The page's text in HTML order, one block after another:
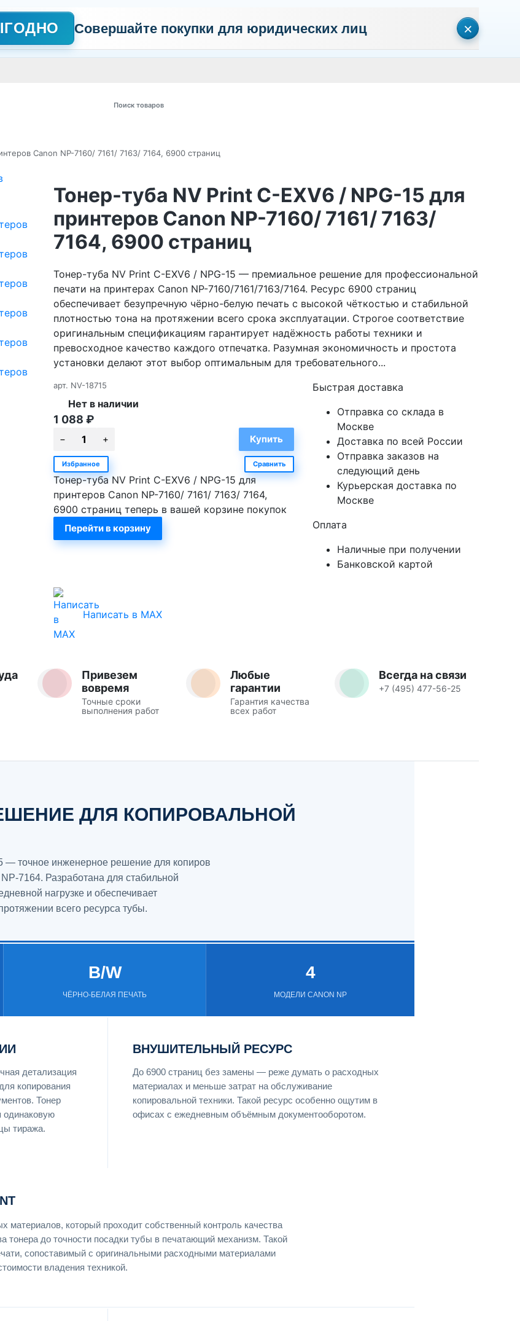
Совершайте покупки для юридических лиц ×
Canon NP-7160/ 7161/ 7163/ 7164, 6900 страниц
Тонер-туба NV Print C-EXV6 / NPG-15 для
принтеров Canon NP-7160/ 7161/ 7163/
7164, 6900 страниц
Тонер-туба NV Print C-EXV6 / NPG-15 — премиальное решение для профессиональной
печати на принтерах Canon NP-7160/7161/7163/7164. Ресурс 6900 страниц
обеспечивает безупречную чёрно-белую печать с высокой чёткостью и стабильной
плотностью тона на протяжении всего срока эксплуатации. Строгое соответствие
оригинальным спецификациям гарантирует надёжность работы техники и
превосходное качество каждого отпечатка. Разумная экономичность и простота
установки делают этот выбор оптимальным для требовательного...
арт. NV-18715
Нет в наличии
1 088 ₽
Избранное Сравнить
Тонер-туба NV Print C-EXV6 / NPG-15 для
принтеров Canon NP-7160/ 7161/ 7163/ 7164,
6900 страниц теперь в вашей корзине покупок
Перейти в корзину
Быстрая доставка
Отправка со склада в
Москве
Доставка по всей России
Отправка заказов на
следующий день
Курьерская доставка по
Москве
Оплата
Наличные при получении
Банковской картой
Написать в MAX
Привезем
вовремя
Точные сроки
выполнения работ
Любые
гарантии
Гарантия качества
всех работ
Всегда на связи
+7 (495) 477-56-25
ДЛЯ КОПИРОВАЛЬНОЙ
— точное инженерное решение для копиров
7164. Разработана для стабильной
нагрузке и обеспечивает
всего ресурса тубы.
B/W
ЧЁРНО-БЕЛАЯ ПЕЧАТЬ
4
МОДЕЛИ CANON NP
детализация
копирования
Тонер
одинаковую
тиража.
ВНУШИТЕЛЬНЫЙ РЕСУРС
До 6900 страниц без замены — реже думать о расходных
материалах и меньше затрат на обслуживание
копировальной техники. Такой ресурс особенно ощутим в
офисах с ежедневным объёмным документооборотом.
который проходит собственный контроль качества
тонера до точности посадки тубы в печатающий механизм. Такой
сопоставимый с оригинальными расходными материалами
владения техникой.